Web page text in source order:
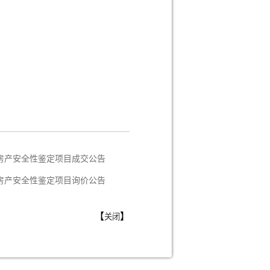
产安全性鉴定项目成交公告
产安全性鉴定项目询价公告
【关闭 】